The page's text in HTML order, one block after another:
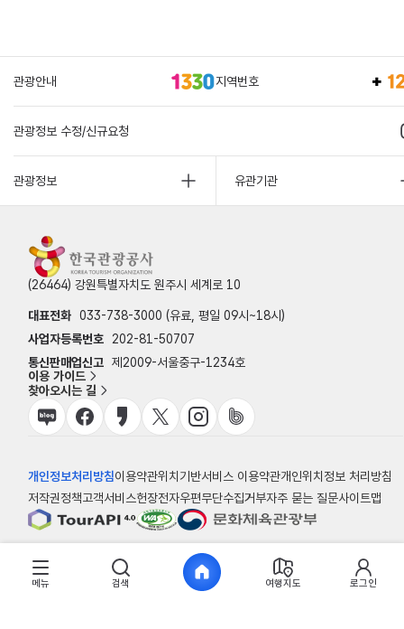
관광안내 지역번호
관광정보 수정/신규요청
관광정보 유관기관
(26464) 강원특별자치도 원주시 세계로 10
대표전화 033-738-3000 (유료, 평일 09시~18시)
사업자등록번호
202-81-50707
통신판매업신고 제2009-서울중구-1234호
이용 가이드
찾아오시는 길
개인정보처리방침이용약관위치기반서비스 이용약관개인위치정보 처리방침
저작권정책고객서비스헌장전자우편무단수집거부자주 묻는 질문사이트맵
© 한국관광공사
메뉴 검색 여행지도 로그인